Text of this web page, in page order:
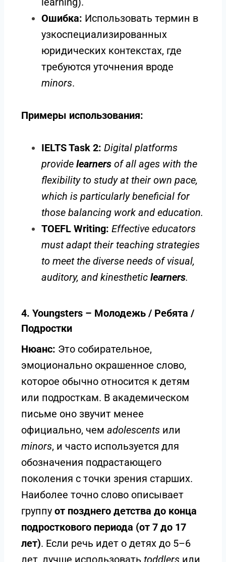
Ошибка: Использовать термин в
узкоспециализированных
юридических контекстах, где
требуются уточнения вроде
minors.
Примеры использования:
IELTS Task 2: Digital platforms
provide learners of all ages with the
flexibility to study at their own pace,
which is particularly beneficial for
those balancing work and education.
TOEFL Writing: Effective educators
must adapt their teaching strategies
to meet the diverse needs of visual,
auditory, and kinesthetic learners.
4. Youngsters – Молодежь / Ребята /
Подростки
Нюанс: Это собирательное,
эмоционально окрашенное слово,
которое обычно относится к детям
или подросткам. В академическом
письме оно звучит менее
официально, чем adolescents или
minors, и часто используется для
обозначения подрастающего
поколения с точки зрения старших.
Наиболее точно слово описывает
группу от позднего детства до конца
подросткового периода (от 7 до 17
лет). Если речь идет о детях до 5–6
лет, лучше использовать toddlers или